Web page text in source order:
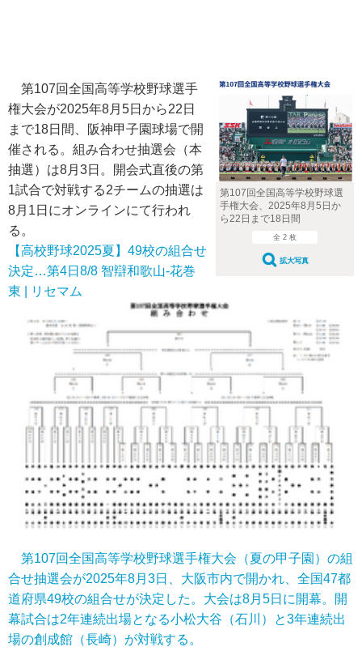
第107回全国高等学校野球選
手権大会、2025年8月5日か
ら22日まで18日間
全 2 枚
拡大写真
第107回全国高等学校野球選手
権大会が2025年8月5日から22日
まで18日間、阪神甲子園球場で開
催される。組み合わせ抽選会（本
抽選）は8月3日。開会式直後の第
1試合で対戦する2チームの抽選は
8月1日にオンラインにて行われ
る。
【高校野球2025夏】49校の組合せ
決定…第4日8/8 智辯和歌山-花巻
東 | リセマム
第107回全国高等学校野球選手権大会（夏の甲子園）の組
合せ抽選会が2025年8月3日、大阪市内で開かれ、全国47都
道府県49校の組合せが決定した。大会は8月5日に開幕。開
幕試合は2年連続出場となる小松大谷（石川）と3年連続出
場の創成館（長崎）が対戦する。